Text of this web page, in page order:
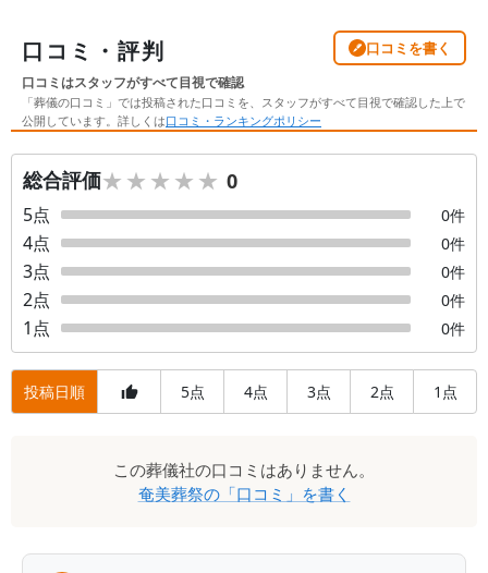
口コミ・評判 口コミを書く
口コミはスタッフがすべて目視で確認
「葬儀の口コミ」では投稿された口コミを、スタッフがすべて目視で確認した上で
公開しています。詳しくは口コミ・ランキングポリシー
総合評価★★★★★
★★★★★ 0
5点 0件
4点 0件
3点 0件
2点 0件
1 点 0件
投稿日順 5点 4点 3点 2点 1 点
この葬儀社の口コミはありません。
奄美葬祭の「口コミ」を書く